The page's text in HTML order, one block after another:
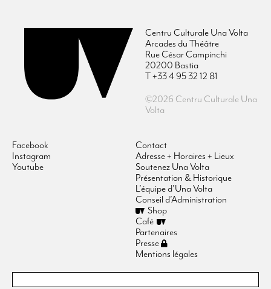
Centru Culturale Una Volta
Arcades du Théâtre
Rue César Campinchi
20200 Bastia
T +33 4 95 32 12 81
©2026 Centru Culturale Una
Volta
Facebook
Instagram
Youtube
Contact
Adresse + Horaires + Lieux
Soutenez Una Volta
Présentation & Historique
L’équipe d’Una Volta
Conseil d’Administration
Shop
Café
Partenaires
Presse
Mentions légales